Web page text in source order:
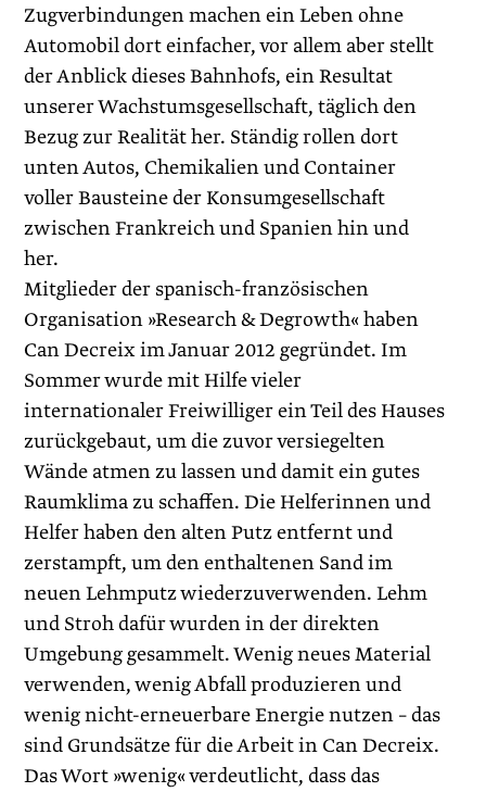
Zugverbindungen machen ein Leben ohne
Automobil dort einfacher, vor allem aber stellt
der Anblick dieses Bahnhofs, ein Resultat
unserer Wachstumsgesellschaft, täglich den
Bezug zur Realität her. Ständig rollen dort
unten Autos, Chemikalien und Container
voller Bausteine der Konsumgesellschaft
zwischen Frankreich und Spanien hin und
her.
Mitglieder der spanisch-französischen
Organisation »Research & Degrowth« haben
Can Decreix im Januar 2012 gegründet. Im
Sommer wurde mit Hilfe vieler
internationaler Freiwilliger ein Teil des Hauses
zurückgebaut, um die zuvor versiegelten
Wände atmen zu lassen und damit ein gutes
Raumklima zu schaffen. Die Helferinnen und
Helfer haben den alten Putz entfernt und
zerstampft, um den enthaltenen Sand im
neuen Lehmputz wiederzuverwenden. Lehm
und Stroh dafür wurden in der direkten
Umgebung gesammelt. Wenig neues Material
verwenden, wenig Abfall produzieren und
wenig nicht-erneuerbare Energie nutzen – das
sind Grundsätze für die Arbeit in Can Decreix.
Das Wort »wenig« verdeutlicht, dass das